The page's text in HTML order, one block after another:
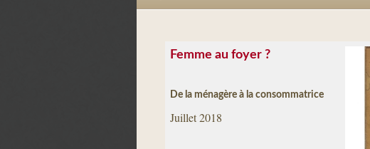
Femme au foyer ?
De la ménagère à la consommatrice
Juillet 2018